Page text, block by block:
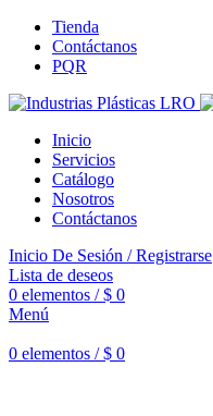
Tienda
Contáctanos
PQR
Inicio
Servicios
Catálogo
Nosotros
Contáctanos
Inicio De Sesión / Registrarse
Lista de deseos
0 elementos / $ 0
Menú
0 elementos / $ 0